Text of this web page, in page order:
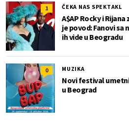
1 ČEKA NAS SPEKTAKL
A$AP Rocky i
je povod: Fanovi sa
ih vide u Beogradu
0 MUZIKA
Novi festival
u Beograd